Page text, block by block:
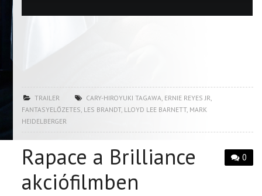
TRAILER CARY-HIROYUKI TAGAWA ERNIE REYES JR
FANTASYELŐZETES LES BRANDT, LLOYD LEE BARNETT, MARK
HEIDELBERGER
0
Rapace a Brilliance
akciófilmben